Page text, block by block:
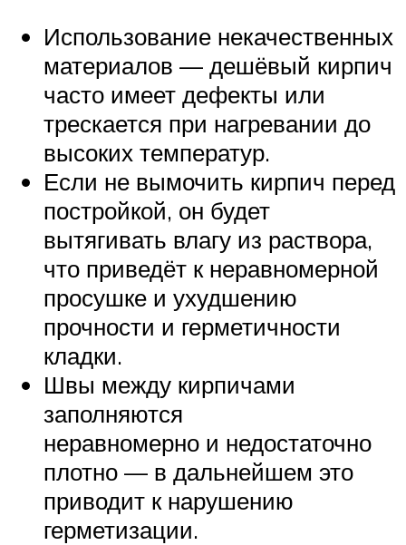
Использование некачественных
материалов — дешёвый кирпич
часто имеет дефекты или
трескается при нагревании до
высоких температур.
Если не вымочить кирпич перед
постройкой, он будет
вытягивать влагу из раствора,
что приведёт к неравномерной
просушке и ухудшению
прочности и герметичности
кладки.
Швы между кирпичами
заполняются
неравномерно и недостаточно
плотно — в дальнейшем это
приводит к нарушению
герметизации.